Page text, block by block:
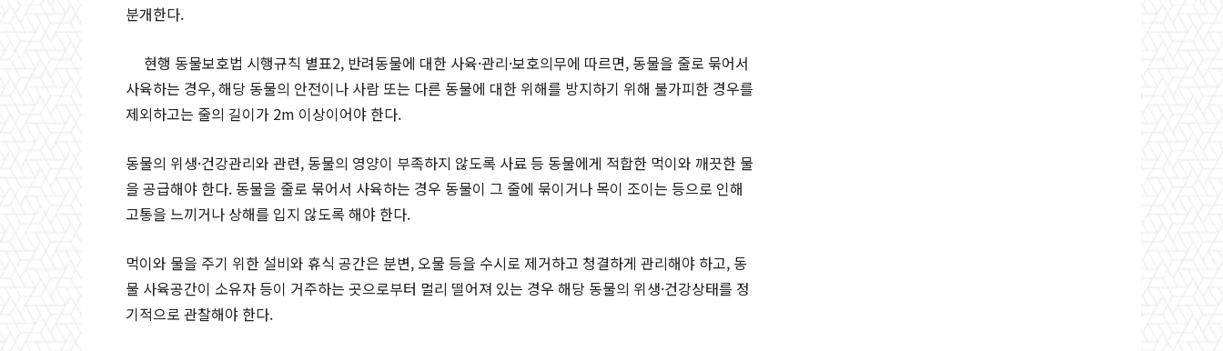
분개한다.
현행 동물보호법 시행규칙 별표2, 반려동물에 대한 사육·관리·보호의무에 따르면, 동물을 줄로 묶어서
사육하는 경우, 해당 동물의 안전이나 사람 또는 다른 동물에 대한 위해를 방지하기 위해 불가피한 경우를
제외하고는 줄의 길이가 2m 이상이어야 한다.
동물의 위생·건강관리와 관련, 동물의 영양이 부족하지 않도록 사료 등 동물에게 적합한 먹이와 깨끗한 물
을 공급해야 한다. 동물을 줄로 묶어서 사육하는 경우 동물이 그 줄에 묶이거나 목이 조이는 등으로 인해
고통을 느끼거나 상해를 입지 않도록 해야 한다.
먹이와 물을 주기 위한 설비와 휴식 공간은 분변, 오물 등을 수시로 제거하고 청결하게 관리해야 하고, 동
물 사육공간이 소유자 등이 거주하는 곳으로부터 멀리 떨어져 있는 경우 해당 동물의 위생·건강상태를 정
기적으로 관찰해야 한다.